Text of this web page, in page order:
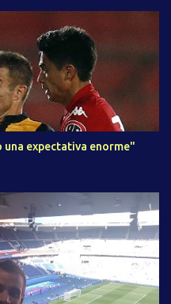
una expectativa enorme"